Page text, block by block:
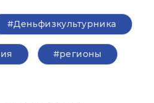
#Деньфизкультурника
#регионы